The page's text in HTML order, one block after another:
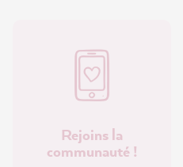
Rejoins la
communauté !